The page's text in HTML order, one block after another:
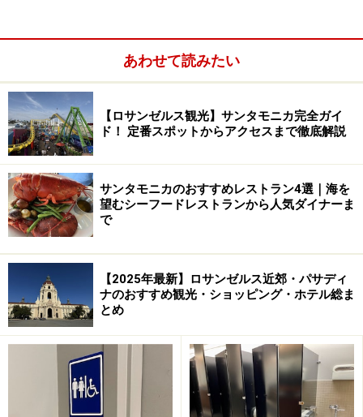
特徴。サンフランシスコやサクラメントのある北カリフ
ォルニアの一部はスキーリゾートも多く、積雪は多いの
ですが、雨が降ることは少ないと言えます。
サンフランシスコ
あわせて読みたい
【ロサンゼルス観光】サンタモニカ完全ガイ
ド！ 定番スポットからアクセスまで徹底解説
サンタモニカのおすすめレストラン4選｜海を
望むシーフードレストランから人気ダイナーま
で
【2025年最新】ロサンゼルス近郊・パサディ
ナのおすすめ観光・ショッピング・ホテル総ま
とめ